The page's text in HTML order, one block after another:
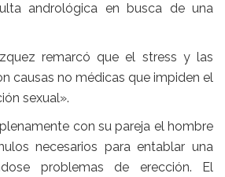
andrológica en busca de una
remarcó que el stress y las
causas no médicas que impiden el
sexual».
con su pareja el hombre
necesarios para entablar una
problemas de erección. El